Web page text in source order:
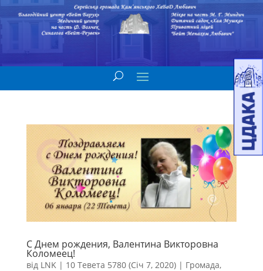
С Днем рождения, Валентина Викторовна
Коломеец!
від LNK | 10 Тевета 5780 (Січ 7, 2020)| Громада,